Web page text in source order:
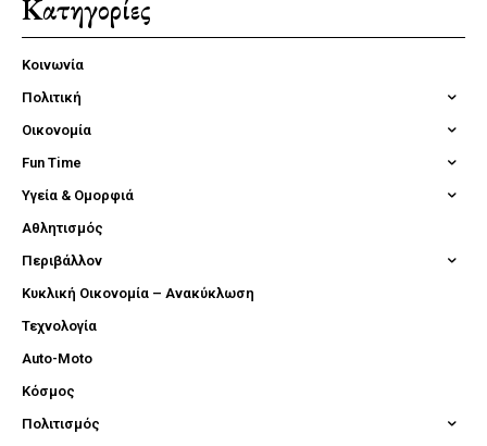
Κατηγορίες
Κοινωνία
Πολιτική
Οικονομία
Fun Time
Υγεία & Ομορφιά
Αθλητισμός
Περιβάλλον
Κυκλική Οικονομία – Ανακύκλωση
Τεχνολογία
Auto-Moto
Κόσμος
Πολιτισμός